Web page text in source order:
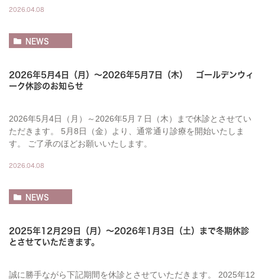
2026.04.08
NEWS
2026年5月4日（月）～2026年5月7日（木） ゴールデンウィ
ーク休診のお知らせ
2026年5月4日（月）～2026年5月７日（木）まで休診とさせてい
ただきます。 5月8日（金）より、通常通り診療を開始いたしま
す。 ご了承のほどお願いいたします。
2026.04.08
NEWS
2025年12月29日（月）～2026年1月3日（土）まで冬期休診
とさせていただきます。
誠に勝手ながら下記期間を休診とさせていただきます。 2025年12